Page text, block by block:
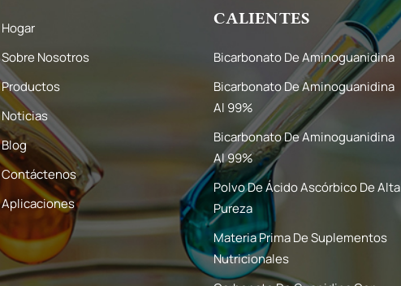
Hogar
Sobre Nosotros
Productos
Noticias
Blog
Contáctenos
Aplicaciones
CALIENTES
Bicarbonato De Aminoguanidina
Bicarbonato De Aminoguanidina
Al 99%
Bicarbonato De Aminoguanidina
Al 99%
Polvo De Ácido Ascórbico De Alta
Pureza
Materia Prima De Suplementos
Nutricionales